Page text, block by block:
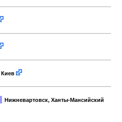
Киев
Нижневартовск, Ханты-Мансийский